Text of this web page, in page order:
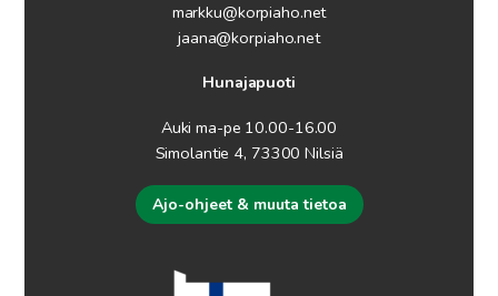
markku@korpiaho.net
jaana@korpiaho.net
Hunajapuoti
Auki ma-pe 10.00-16.00
Simolantie 4, 73300 Nilsiä
Ajo-ohjeet & muuta tietoa